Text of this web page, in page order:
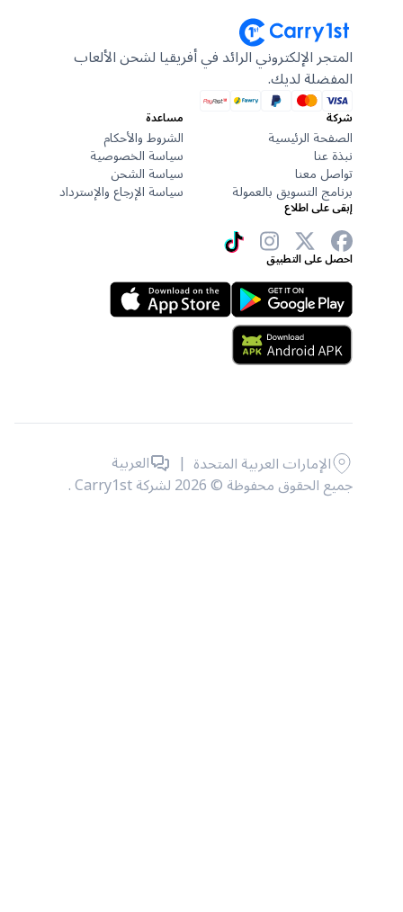
المتجر الإلكتروني الرائد في أفريقيا لشحن الألعاب
المفضلة لديك.
الصفحة الرئيسية
نبذة عنا
تواصل معنا
برنامج التسويق بالعمولة
مساعدة
الشروط والأحكام
سياسة الخصوصية
سياسة الشحن
سياسة الإرجاع والإسترداد
إبقى على اطلاع
احصل على التطبيق
جميع الحقوق محفوظة © 2026 لشركة Carry1st .
الإمارات العربية المتحدة | العربية